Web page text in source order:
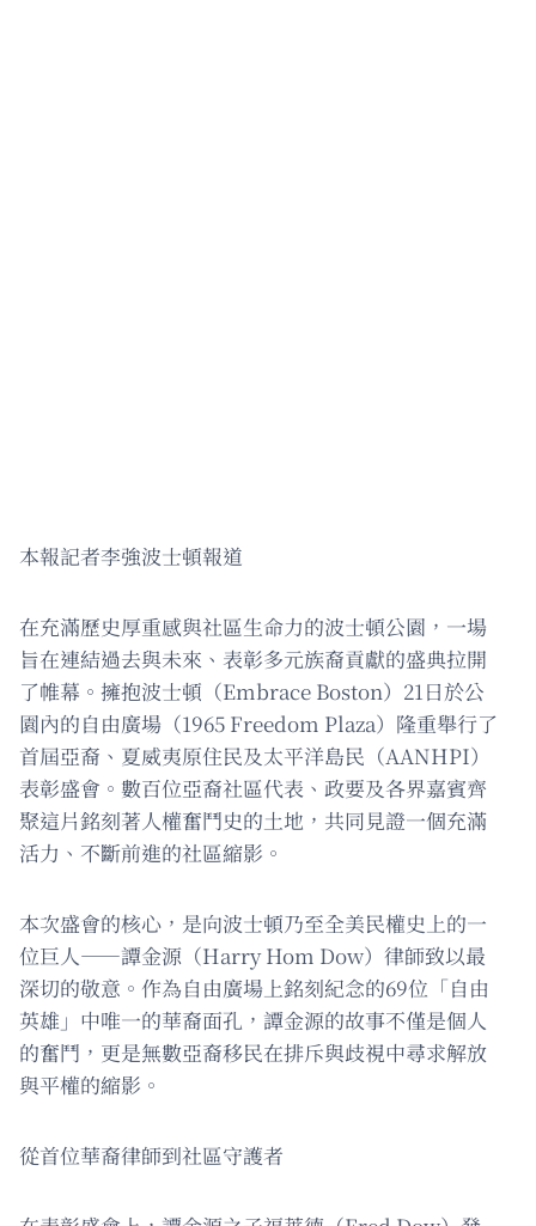
本報記者李強波士頓報道
在充滿歷史厚重感與社區生命力的波士頓公園，一場
旨在連結過去與未來、表彰多元族裔貢獻的盛典拉開
了帷幕。擁抱波士頓（Embrace Boston）21日於公
園內的自由廣場（1965 Freedom Plaza）隆重舉行了
首屆亞裔、夏威夷原住民及太平洋島民（AANHPI）
表彰盛會。數百位亞裔社區代表、政要及各界嘉賓齊
聚這片銘刻著人權奮鬥史的土地，共同見證一個充滿
活力、不斷前進的社區縮影。
本次盛會的核心，是向波士頓乃至全美民權史上的一
位巨人——譚金源（Harry Hom Dow）律師致以最
深切的敬意。作為自由廣場上銘刻紀念的69位「自由
英雄」中唯一的華裔面孔，譚金源的故事不僅是個人
的奮鬥，更是無數亞裔移民在排斥與歧視中尋求解放
與平權的縮影。
從首位華裔律師到社區守護者